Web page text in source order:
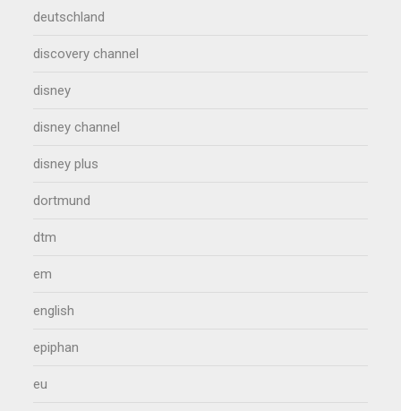
deutschland
discovery channel
disney
disney channel
disney plus
dortmund
dtm
em
english
epiphan
eu